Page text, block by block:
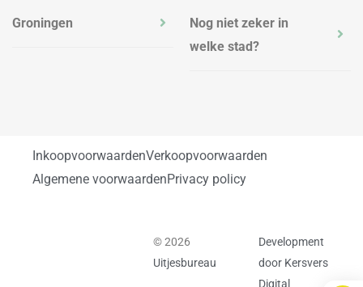
Groningen
Nog niet zeker in
welke stad?
InkoopvoorwaardenVerkoopvoorwaarden
Algemene voorwaardenPrivacy policy
© 2026
Uitjesbureau
Development
door Kersvers
Digital